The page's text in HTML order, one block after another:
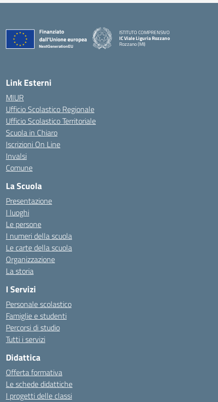
ISTITUTO COMPRENSIVO
IC Viale Liguria Rozzano
Rozzano (MI)
Link Esterni
MIUR
Ufficio Scolastico Regionale
Ufficio Scolastico Territoriale
Scuola in Chiaro
Iscrizioni On Line
Invalsi
Comune
La Scuola
Presentazione
I luoghi
Le persone
I numeri della scuola
Le carte della scuola
Organizzazione
La storia
I Servizi
Personale scolastico
Famiglie e studenti
Percorsi di studio
Tutti i servizi
Didattica
Offerta formativa
Le schede didattiche
I progetti delle classi